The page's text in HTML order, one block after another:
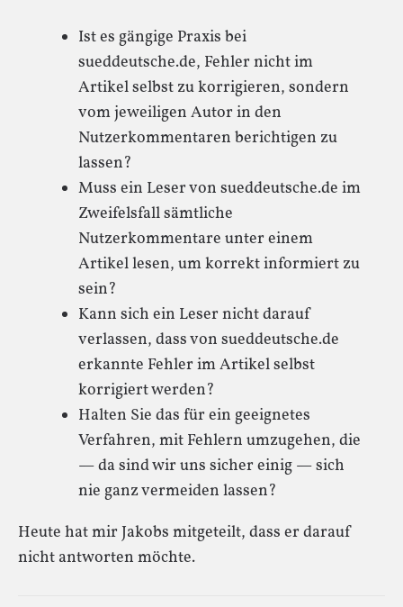
Ist es gängige Praxis bei
sueddeutsche.de, Fehler nicht im
Artikel selbst zu korrigieren, sondern
vom jeweiligen Autor in den
Nutzerkommentaren berichtigen zu
lassen?
Muss ein Leser von sueddeutsche.de im
Zweifelsfall sämtliche
Nutzerkommentare unter einem
Artikel lesen, um korrekt informiert zu
sein?
Kann sich ein Leser nicht darauf
verlassen, dass von sueddeutsche.de
erkannte Fehler im Artikel selbst
korrigiert werden?
Halten Sie das für ein geeignetes
Verfahren, mit Fehlern umzugehen, die
— da sind wir uns sicher einig — sich
nie ganz vermeiden lassen?
Heute hat mir Jakobs mitgeteilt, dass er darauf
nicht antworten möchte.